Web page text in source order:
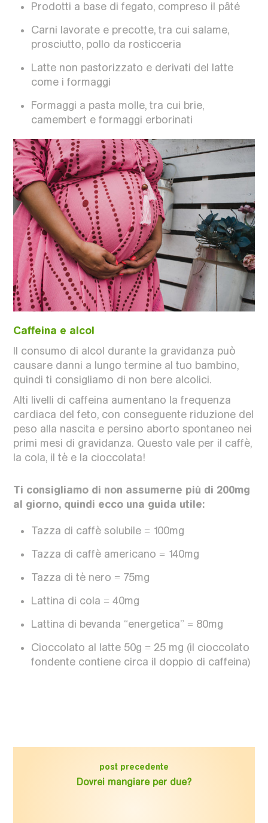
Prodotti a base di fegato, compreso il pâté
Carni lavorate e precotte, tra cui salame,
prosciutto, pollo da rosticceria
Latte non pastorizzato e derivati del latte
come i formaggi
Formaggi a pasta molle, tra cui brie,
camembert e formaggi erborinati
Caffeina e alcol
Il consumo di alcol durante la gravidanza può
causare danni a lungo termine al tuo bambino,
quindi ti consigliamo di non bere alcolici.
Alti livelli di caffeina aumentano la frequenza
cardiaca del feto, con conseguente riduzione del
peso alla nascita e persino aborto spontaneo nei
primi mesi di gravidanza. Questo vale per il caffè,
la cola, il tè e la cioccolata!
Ti consigliamo di non assumerne più di 200mg
al giorno, quindi ecco una guida utile:
Tazza di caffè solubile = 100mg
Tazza di caffè americano = 140mg
Tazza di tè nero = 75mg
Lattina di cola = 40mg
Lattina di bevanda “energetica” = 80mg
Cioccolato al latte 50g = 25 mg (il cioccolato
fondente contiene circa il doppio di caffeina)
post precedente
Dovrei mangiare per due?